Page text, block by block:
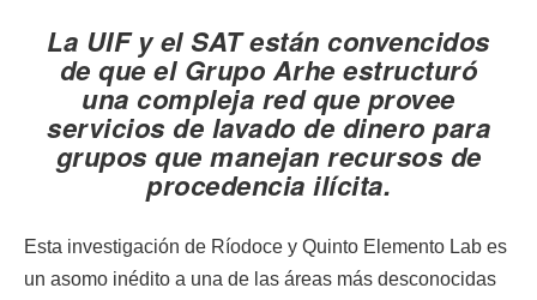
La UIF y el SAT están convencidos
de que el Grupo Arhe estructuró
una compleja red que provee
servicios de lavado de dinero para
grupos que manejan recursos de
procedencia ilícita.
Esta investigación de Ríodoce y Quinto Elemento Lab es
un asomo inédito a una de las áreas más desconocidas